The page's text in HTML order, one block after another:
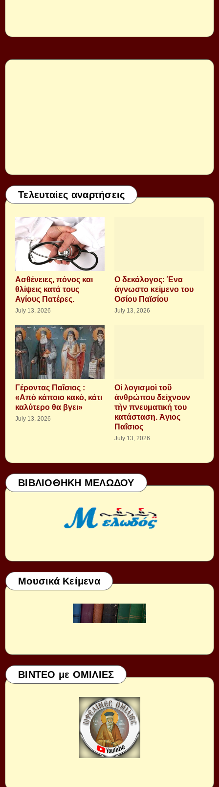
Τελευταίες αναρτήσεις
Aσθένειες, πόνος και
θλίψεις κατά τους
Αγίους Πατέρες.
July 13, 2026
Ο δεκάλογος: Ένα
άγνωστο κείμενο του
Οσίου Παϊσίου
July 13, 2026
Γέροντας Παΐσιος :
«Από κάποιο κακό, κάτι
καλύτερο θα βγει»
July 13, 2026
Οἱ λογισμοὶ τοῦ
ἀνθρώπου δείχνουν
τὴν πνευματική του
κατάσταση. Ἁγιος
Παΐσιος
July 13, 2026
ΒΙΒΛΙΟΘΗΚΗ ΜΕΛΩΔΟΥ
Μουσικά Κείμενα
ΒΙΝΤΕΟ με ΟΜΙΛΙΕΣ